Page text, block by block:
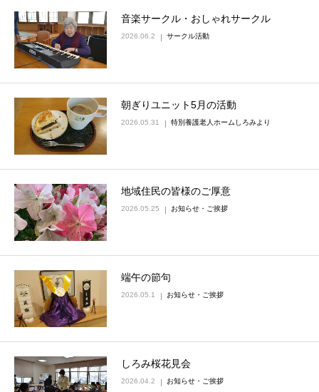
音楽サークル・おしゃれサークル
2026.06.2 サークル活動
朝ぎりユニット5月の活動
2026.05.31 特別養護老人ホームしろみより
地域住民の皆様のご厚意
2026.05.25 お知らせ・ご挨拶
端午の節句
2026.05.1 お知らせ・ご挨拶
しろみ桜花見会
2026.04.2 お知らせ・ご挨拶